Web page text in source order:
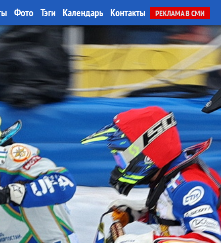
Фото Тэги Календарь Контакты РЕКЛАМА В СМИ